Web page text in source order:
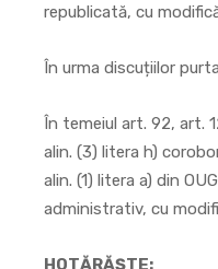
republicată, cu
În urma discuțiilor
În temeiul art. 92, art.
alin. (3) litera h)
alin. (1) litera a) din
administrativ, cu
HOTĂRĂȘTE: